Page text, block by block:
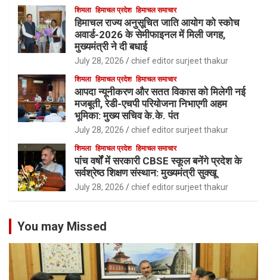
शिमला हिमाचल प्रदेश हिमाचल समाचार
हिमाचल राज्य अनुसूचित जाति आयोग को स्कोच
अवार्ड-2026 के सेमीफाइनल में मिली जगह,
मुख्यमंत्री ने दी बधाई
July 28, 2026 chief editor surjeet thakur
शिमला हिमाचल प्रदेश हिमाचल समाचार
आपदा न्यूनीकरण और सतत विकास को मिलेगी नई
मजबूती, रेडी-एचपी परियोजना निभाएगी अहम
भूमिका: मुख्य सचिव के.के. पंत
July 28, 2026 chief editor surjeet thakur
शिमला हिमाचल प्रदेश हिमाचल समाचार
पांच वर्षों में सरकारी CBSE स्कूल बनेंगे प्रदेश के
सर्वश्रेष्ठ शिक्षण संस्थान: मुख्यमंत्री सुक्खू
July 28, 2026 chief editor surjeet thakur
You may Missed